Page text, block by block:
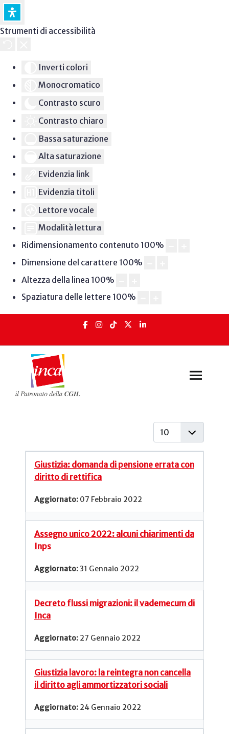
Strumenti di accessibilità
Inverti colori
Monocromatico
Contrasto scuro
Contrasto chiaro
Bassa saturazione
Alta saturazione
Evidenzia link
Evidenzia titoli
Lettore vocale
Modalità lettura
Ridimensionamento contenuto 100%
Dimensione del carattere 100%
Altezza della linea 100%
Spaziatura delle lettere 100%
Visualizza #
Giustizia: domanda di pensione errata con
diritto di rettifica
07 Febbraio 2022
Assegno unico 2022: alcuni chiarimenti da
Inps
31 Gennaio 2022
Decreto flussi migrazioni: il vademecum di
Inca
27 Gennaio 2022
Giustizia lavoro: la reintegra non cancella
il diritto agli ammortizzatori sociali
24 Gennaio 2022